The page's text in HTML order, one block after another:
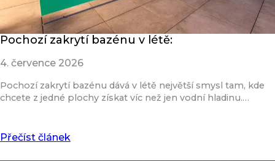
Pochozí zakrytí bazénu v létě:
4. července 2026
Pochozí zakrytí bazénu dává v létě největší smysl tam, kde
chcete z jedné plochy získat víc než jen vodní hladinu.…
Přečíst článek